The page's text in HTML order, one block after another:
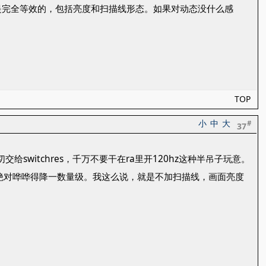
全等效的，包括亮度和扫描线形态。如果对动态没什么感
TOP
37#
大
中
小
给switchres，千万不要干在ra里开120hz这种半吊子玩意。
哗哗得降一数量级。我这么说，就是不加扫描线，画面亮度